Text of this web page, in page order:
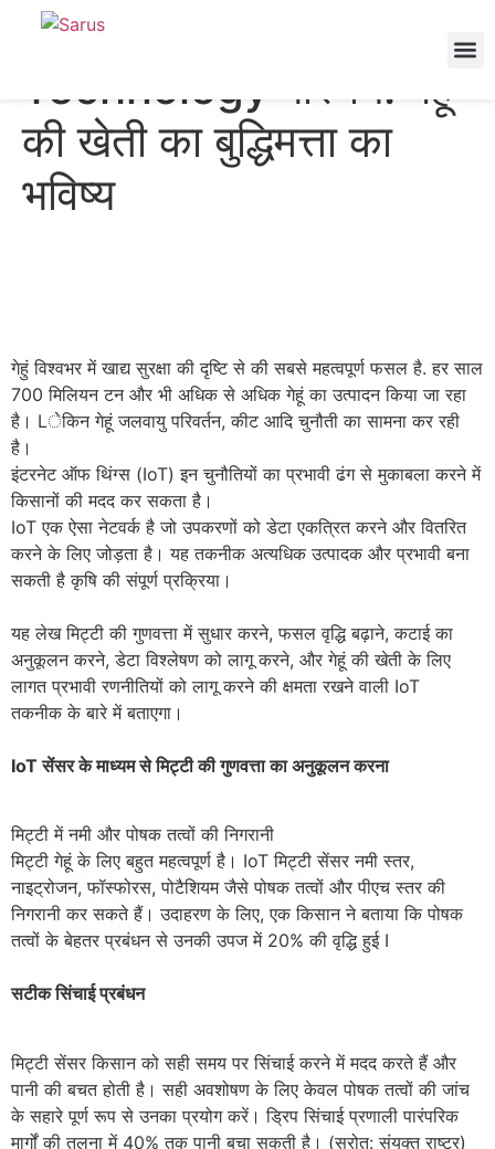
गेहूं की खेती: IoT
Technology परिचय: गेहूं
की खेती का बुद्धिमत्ता का
भविष्य
गेहुं विश्वभर में खाद्य सुरक्षा की दृष्टि से की सबसे महत्वपूर्ण फसल है. हर साल
700 मिलियन टन और भी अधिक से अधिक गेहूं का उत्पादन किया जा रहा
है। Lेकिन गेहूं जलवायु परिवर्तन, कीट आदि चुनौती का सामना कर रही
है।
इंटरनेट ऑफ थिंग्स (IoT) इन चुनौतियों का प्रभावी ढंग से मुकाबला करने में
किसानों की मदद कर सकता है।
IoT एक ऐसा नेटवर्क है जो उपकरणों को डेटा एकत्रित करने और वितरित
करने के लिए जोड़ता है। यह तकनीक अत्यधिक उत्पादक और प्रभावी बना
सकती है कृषि की संपूर्ण प्रक्रिया।
यह लेख मिट्टी की गुणवत्ता में सुधार करने, फसल वृद्धि बढ़ाने, कटाई का
अनुकूलन करने, डेटा विश्लेषण को लागू करने, और गेहूं की खेती के लिए
लागत प्रभावी रणनीतियों को लागू करने की क्षमता रखने वाली IoT
तकनीक के बारे में बताएगा।
IoT सेंसर के माध्यम से मिट्टी की गुणवत्ता का अनुकूलन करना
मिट्टी में नमी और पोषक तत्वों की निगरानी
मिट्टी गेहूं के लिए बहुत महत्वपूर्ण है। IoT मिट्टी सेंसर नमी स्तर,
नाइट्रोजन, फॉस्फोरस, पोटैशियम जैसे पोषक तत्वों और पीएच स्तर की
निगरानी कर सकते हैं। उदाहरण के लिए, एक किसान ने बताया कि पोषक
तत्वों के बेहतर प्रबंधन से उनकी उपज में 20% की वृद्धि हुई I
सटीक सिंचाई प्रबंधन
मिट्टी सेंसर किसान को सही समय पर सिंचाई करने में मदद करते हैं और
पानी की बचत होती है। सही अवशोषण के लिए केवल पोषक तत्वों की जांच
के सहारे पूर्ण रूप से उनका प्रयोग करें। ड्रिप सिंचाई प्रणाली पारंपरिक
मार्गों की तुलना में 40% तक पानी बचा सकती है। (स्रोत: संयुक्त राष्ट्र)